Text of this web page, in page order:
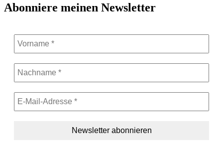
Abonniere meinen Newsletter